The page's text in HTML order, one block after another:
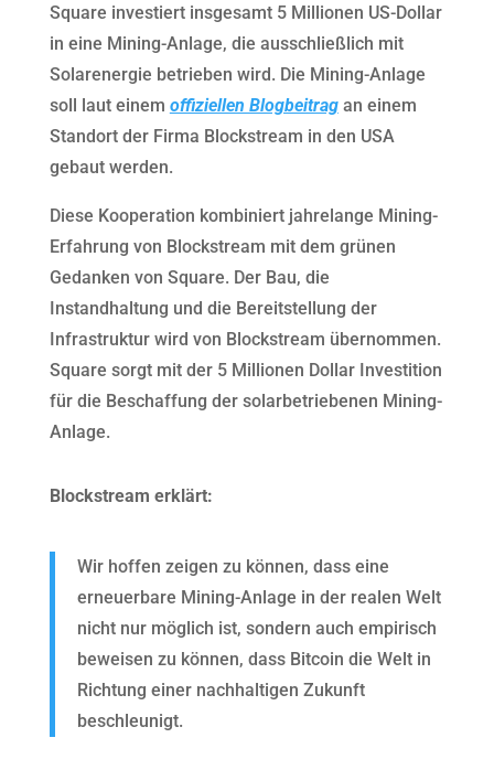
Square investiert insgesamt 5 Millionen US-Dollar
in eine Mining-Anlage, die ausschließlich mit
Solarenergie betrieben wird. Die Mining-Anlage
soll laut einem offiziellen Blogbeitragan einem
Standort der Firma Blockstream in den USA
gebaut werden.
Diese Kooperation kombiniert jahrelange Mining-
Erfahrung von Blockstream mit dem grünen
Gedanken von Square. Der Bau, die
Instandhaltung und die Bereitstellung der
Infrastruktur wird von Blockstream übernommen.
Square sorgt mit der 5 Millionen Dollar Investition
für die Beschaffung der solarbetriebenen Mining-
Anlage.
Blockstream erklärt:
Wir hoffen zeigen zu können, dass eine
erneuerbare Mining-Anlage in der realen Welt
nicht nur möglich ist, sondern auch empirisch
beweisen zu können, dass Bitcoin die Welt in
Richtung einer nachhaltigen Zukunft
beschleunigt.